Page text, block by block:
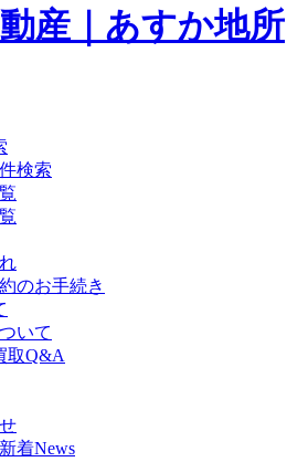
産｜あすか地所
検索
のお手続き
いて
取Q&A
着News